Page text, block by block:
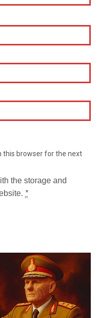
this browser for the next
the storage and
*